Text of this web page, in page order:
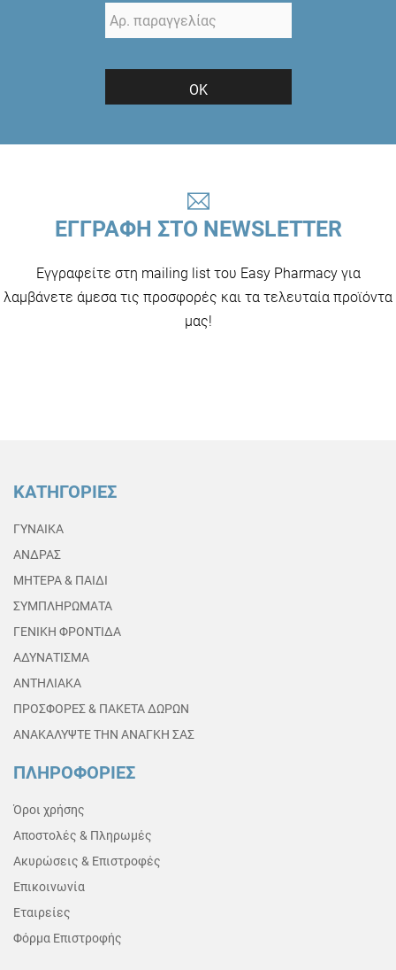
ΟΚ
ΕΓΓΡΑΦΗ ΣΤΟ NEWSLETTER
Εγγραφείτε στη mailing list του Easy Pharmacy για
λαμβάνετε άμεσα τις προσφορές και τα τελευταία προϊόντα
μας!
ΚΑΤΗΓΟΡΙΕΣ
ΓΥΝΑΙΚΑ
ΑΝΔΡΑΣ
ΜΗΤΕΡΑ & ΠΑΙΔΙ
ΣΥΜΠΛΗΡΩΜΑΤΑ
ΓΕΝΙΚΗ ΦΡΟΝΤΙΔΑ
ΑΔΥΝΑΤΙΣΜΑ
ΑΝΤΗΛΙΑΚΑ
ΠΡΟΣΦΟΡΕΣ & ΠΑΚΕΤΑ ΔΩΡΩΝ
ΑΝΑΚΑΛΥΨΤΕ ΤΗΝ ΑΝΑΓΚΗ ΣΑΣ
ΠΛΗΡΟΦΟΡΙΕΣ
Όροι χρήσης
Αποστολές & Πληρωμές
Ακυρώσεις & Επιστροφές
Επικοινωνία
Εταιρείες
Φόρμα Επιστροφής